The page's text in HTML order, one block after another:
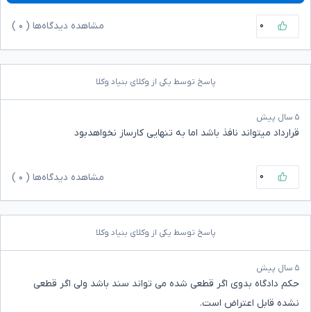
۰ مشاهده دیدگاه‌ها ( ۰
پاسخ توسط یکی از وکلای بنیاد وکلا
۵ سال پیش
قرارداد میتواند نافذ باشد اما به تنهایی کارساز نخواهدبود
۰ مشاهده دیدگاه‌ها ( ۰
پاسخ توسط یکی از وکلای بنیاد وکلا
۵ سال پیش
حکم دادگاه بدوی اگر قطعی شده می تواند سند باشد ولی اگر قطعی
نشده قابل اعتراض است.